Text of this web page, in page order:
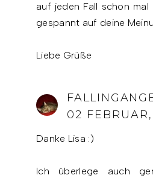
auf jeden Fall schon
gespannt auf deine
Liebe Grüße
02
Danke Lisa :)
Ich überlege auch